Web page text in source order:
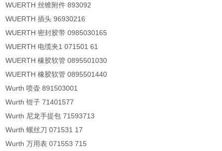
WUERTH 丝锥附件 893092
WUERTH 插头 96930216
WUERTH 密封胶带 0985030165
WUERTH 电缆夹1 071501 61
WUERTH 橡胶软管 0895501030
WUERTH 橡胶软管 0895501440
Wurth 喷壶 891503001
Wurth 钳子 71401577
Wurth 尼龙手提包 71593713
Wurth 螺丝刀 071531 17
Wurth 万用表 071553 715